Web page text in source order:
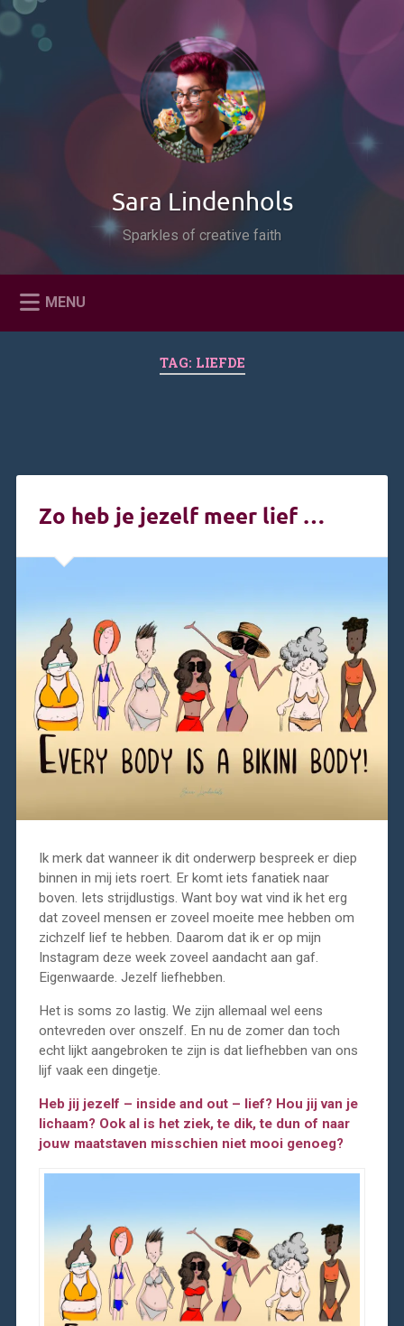
Naar
inhoud
Zoeken
Sara Lindenhols
Sparkles of creative faith
MENU
TAG: LIEFDE
Zo heb je jezelf meer lief …
Ik merk dat wanneer ik dit onderwerp bespreek er diep
binnen in mij iets roert. Er komt iets fanatiek naar
boven. Iets strijdlustigs. Want boy wat vind ik het erg
dat zoveel mensen er zoveel moeite mee hebben om
zichzelf lief te hebben. Daarom dat ik er op mijn
Instagram deze week zoveel aandacht aan gaf.
Eigenwaarde. Jezelf liefhebben.
Het is soms zo lastig. We zijn allemaal wel eens
ontevreden over onszelf. En nu de zomer dan toch
echt lijkt aangebroken te zijn is dat liefhebben van ons
lijf vaak een dingetje.
Heb jij jezelf – inside and out – lief? Hou jij van je
lichaam? Ook al is het ziek, te dik, te dun of naar
jouw maatstaven misschien niet mooi genoeg?